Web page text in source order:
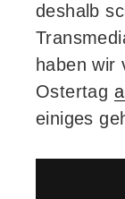
deshalb
haben wir
Ostertag
einiges